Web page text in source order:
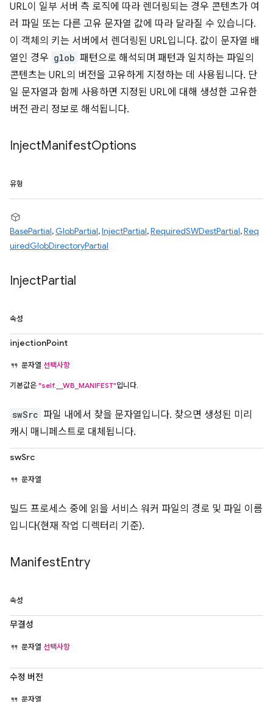
URL이 일부 서버 측 로직에 따라 렌더링되는 경우 콘텐츠가 여
러 파일 또는 다른 고유 문자열 값에 따라 달라질 수 있습니다.
이 객체의 키는 서버에서 렌더링된 URL입니다. 값이 문자열 배
열인 경우 glob 패턴으로 해석되며 패턴과 일치하는 파일의
콘텐츠는 URL의 버전을 고유하게 지정하는 데 사용됩니다. 단
일 문자열과 함께 사용하면 지정된 URL에 대해 생성한 고유한
버전 관리 정보로 해석됩니다.
InjectManifestOptions
유형
BasePartial,GlobPartial,InjectPartial,RequiredSWDestPartial,Req
uiredGlobDirectoryPartial
InjectPartial
속성
injectionPoint
문자열 선택사항
기본값은 "self.__WB_MANIFEST"입니다.
swSrc 파일 내에서 찾을 문자열입니다. 찾으면 생성된 미리
캐시 매니페스트로 대체됩니다.
swSrc
문자열
빌드 프로세스 중에 읽을 서비스 워커 파일의 경로 및 파일 이름
입니다(현재 작업 디렉터리 기준).
ManifestEntry
속성
무결성
문자열 선택사항
수정 버전
문자열